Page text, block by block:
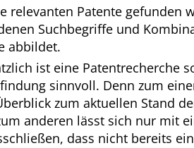
relevanten Patente gefunden
Suchbegriffe und
abbildet.
ist eine Patentrecherche
sinnvoll. Denn zum
zum aktuellen Stand
anderen lässt sich nur mit
dass nicht bereits